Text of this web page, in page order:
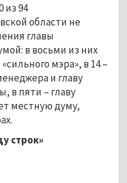
из 94
области не
главы
в восьми из них
мэра», в 14 –
и главу
в пяти – главу
местную думу,
строк»